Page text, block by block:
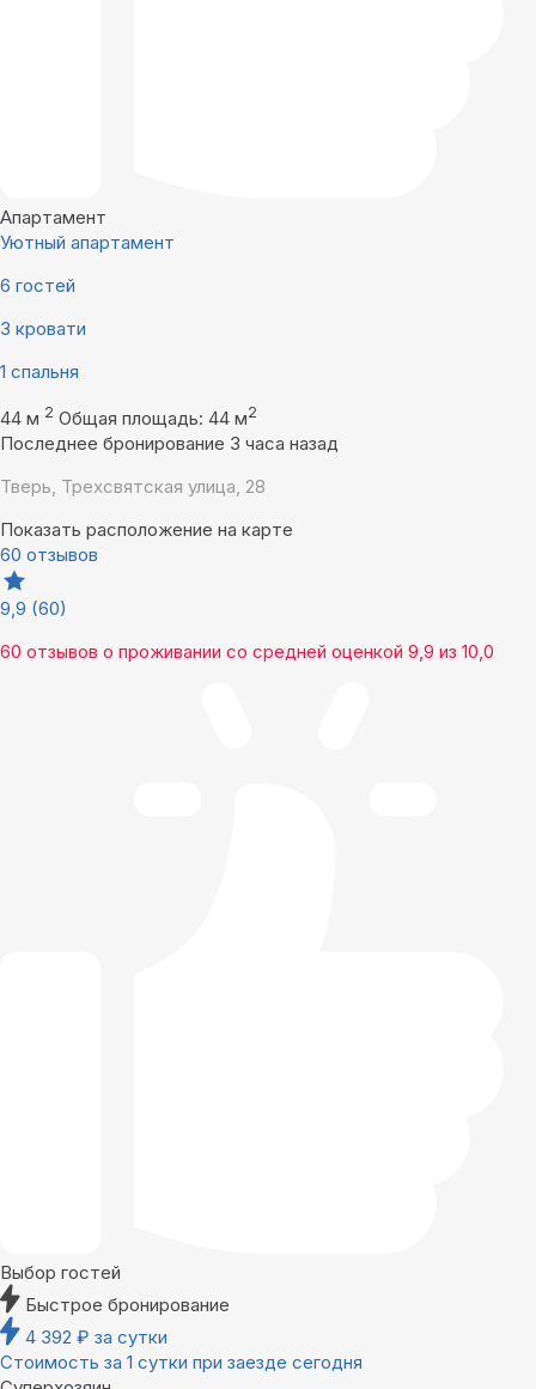
Апартамент
Уютный апартамент
6 гостей
3 кровати
1 спальня
44 м 2 Общая площадь: 44 м2
Последнее бронирование 3 часа назад
Тверь, Трехсвятская улица, 28
Показать расположение на карте
60 отзывов
9,9 (60)
60 отзывов о проживании со средней оценкой 9,9 из 10,0
Выбор гостей
Быстрое бронирование
4 392 ₽ за сутки
Стоимость за 1 сутки при заезде сегодня